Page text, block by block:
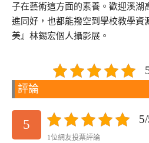
子在藝術這方面的素養。歡迎溪湖
進同好，也都能撥空到學校教學資
美』林錫宏個人攝影展。
評論
5
1位網友投票評論